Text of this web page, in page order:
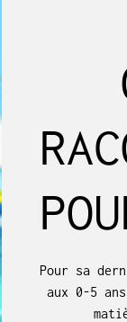
Pour sa
aux 0-5